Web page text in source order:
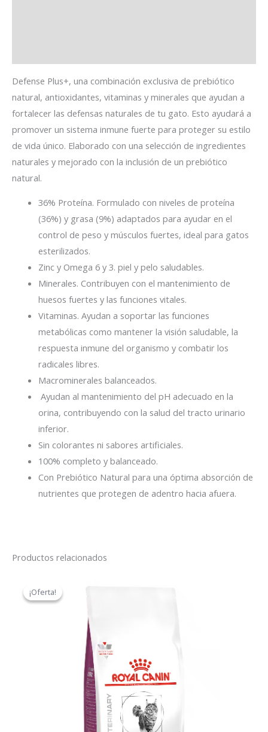
Defense Plus+, una combinación exclusiva de prebiótico
natural, antioxidantes, vitaminas y minerales que ayudan a
fortalecer las defensas naturales de tu gato. Esto ayudará a
promover un sistema inmune fuerte para proteger su estilo
de vida único. Elaborado con una selección de ingredientes
naturales y mejorado con la inclusión de un prebiótico
natural.
36% Proteína. Formulado con niveles de proteína
(36%) y grasa (9%) adaptados para ayudar en el
control de peso y músculos fuertes, ideal para gatos
esterilizados.
Zinc y Omega 6 y 3. piel y pelo saludables.
Minerales. Contribuyen con el mantenimiento de
huesos fuertes y las funciones vitales.
Vitaminas. Ayudan a soportar las funciones
metabólicas como mantener la visión saludable, la
respuesta inmune del organismo y combatir los
radicales libres.
Macrominerales balanceados.
Ayudan al mantenimiento del pH adecuado en la
orina, contribuyendo con la salud del tracto urinario
inferior.
Sin colorantes ni sabores artificiales.
100% completo y balanceado.
Con Prebiótico Natural para una óptima absorción de
nutrientes que protegen de adentro hacia afuera.
Productos relacionados
¡Oferta!
¡Oferta!
precio
original
era:
precio
$50,85.